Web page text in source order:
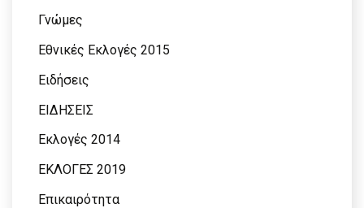
Γνώμες
Εθνικές Εκλογές 2015
Ειδήσεις
ΕΙΔΗΣΕΙΣ
Εκλογές 2014
ΕΚΛΟΓΕΣ 2019
Επικαιρότητα